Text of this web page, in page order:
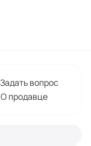
Задать вопрос
О продавце